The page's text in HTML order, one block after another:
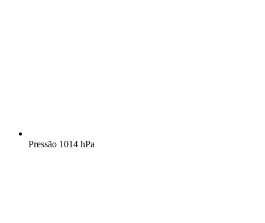
Pressão 1014 hPa